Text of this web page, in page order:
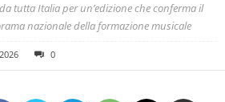
tutta Italia per un’edizione che conferma il
nazionale della formazione musicale
0